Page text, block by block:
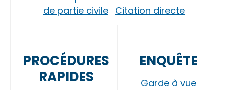
de partie civile Citation directe
PROCÉDURES
RAPIDES
ENQUÊTE
Garde à vue